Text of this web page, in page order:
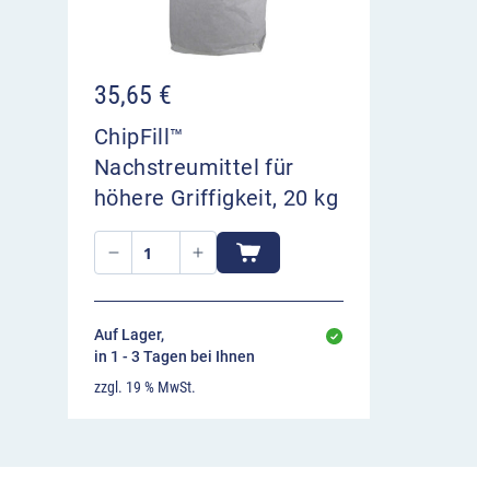
35,65 €
ChipFill™
Nachstreumittel für
höhere Griffigkeit, 20 kg
Auf Lager,
in 1 - 3 Tagen bei Ihnen
zzgl. 19 % MwSt.